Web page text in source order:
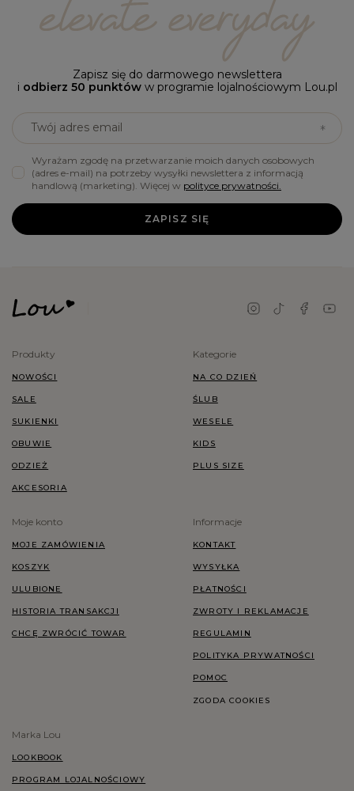
Zapisz się do darmowego newslettera
i odbierz 50 punktóww programie lojalnościowym Lou.pl
Twój adres email
Wyrażam zgodę na przetwarzanie moich danych osobowych
(adres e-mail) na potrzeby wysyłki newslettera z informacją
handlową (marketing). Więcej w polityce prywatności.
ZAPISZ SIĘ
Produkty
NOWOŚCI
SALE
SUKIENKI
OBUWIE
ODZIEŻ
AKCESORIA
Kategorie
NA CO DZIEŃ
ŚLUB
WESELE
KIDS
PLUS SIZE
Moje konto
MOJE ZAMÓWIENIA
KOSZYK
ULUBIONE
HISTORIA TRANSAKCJI
CHCĘ ZWRÓCIĆ TOWAR
Informacje
KONTAKT
WYSYŁKA
PŁATNOŚCI
ZWROTY I REKLAMACJE
REGULAMIN
POLITYKA PRYWATNOŚCI
POMOC
ZGODA COOKIES
Marka Lou
LOOKBOOK
PROGRAM LOJALNOŚCIOWY